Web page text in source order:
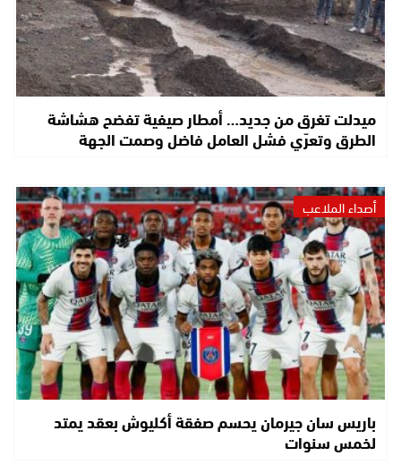
ميدلت تغرق من جديد… أمطار صيفية تفضح هشاشة
الطرق وتعرّي فشل العامل فاضل وصمت الجهة
أصداء الملاعب
باريس سان جيرمان يحسم صفقة أكليوش بعقد يمتد
لخمس سنوات